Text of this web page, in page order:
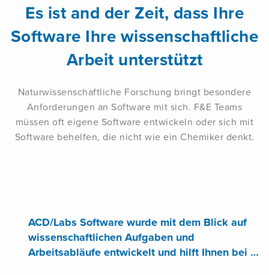
Es ist and der Zeit, dass Ihre
Software Ihre wissenschaftliche
Arbeit unterstützt
Naturwissenschaftliche Forschung bringt besondere
Anforderungen an Software mit sich. F&E Teams
müssen oft eigene Software entwickeln oder sich mit
Software behelfen, die nicht wie ein Chemiker denkt.
ACD/Labs Software wurde mit dem Blick auf
wissenschaftlichen Aufgaben und
Arbeitsabläufe entwickelt und hilft Ihnen bei …